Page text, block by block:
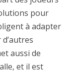
pour
à adapter
aussi de
et il est